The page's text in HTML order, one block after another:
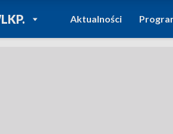
POWRÓT DO
TVP REGIONY
Aktualności